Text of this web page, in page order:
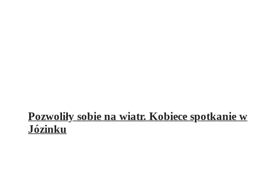
Pozwoliły sobie na wiatr. Kobiece spotkanie w
Józinku